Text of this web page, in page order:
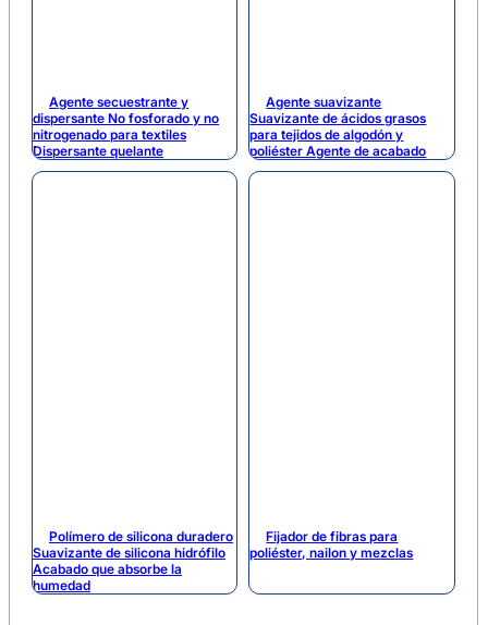
Agente secuestrante y
dispersante No fosforado y no
nitrogenado para textiles
Dispersante quelante
Agente suavizante
Suavizante de ácidos grasos
para tejidos de algodón y
poliéster Agente de acabado
Polímero de silicona duradero
Suavizante de silicona hidrófilo
Acabado que absorbe la
humedad
Fijador de fibras para
poliéster, nailon y mezclas